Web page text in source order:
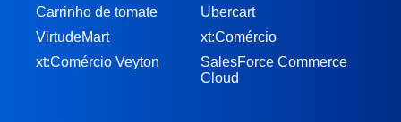
Carrinho de tomate
Ubercart
VirtudeMart
xt:Comércio
xt:Comércio Veyton
SalesForce Commerce
Cloud